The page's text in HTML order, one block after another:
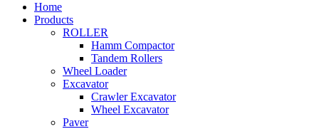
Home
Products
ROLLER
Hamm Compactor
Tandem Rollers
Wheel Loader
Excavator
Crawler Excavator
Wheel Excavator
Paver